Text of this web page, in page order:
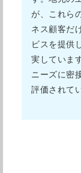
が、これら
ネス顧客だ
ビスを提供
実していま
ニーズに密
評価されて